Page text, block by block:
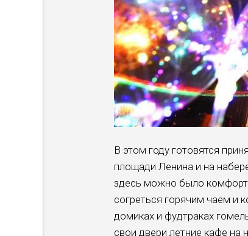
В этом году готовятся
площади Ленина и на
здесь можно было
согреться горячим чаем и
домиках и фудтраках
свои двери летние кафе на